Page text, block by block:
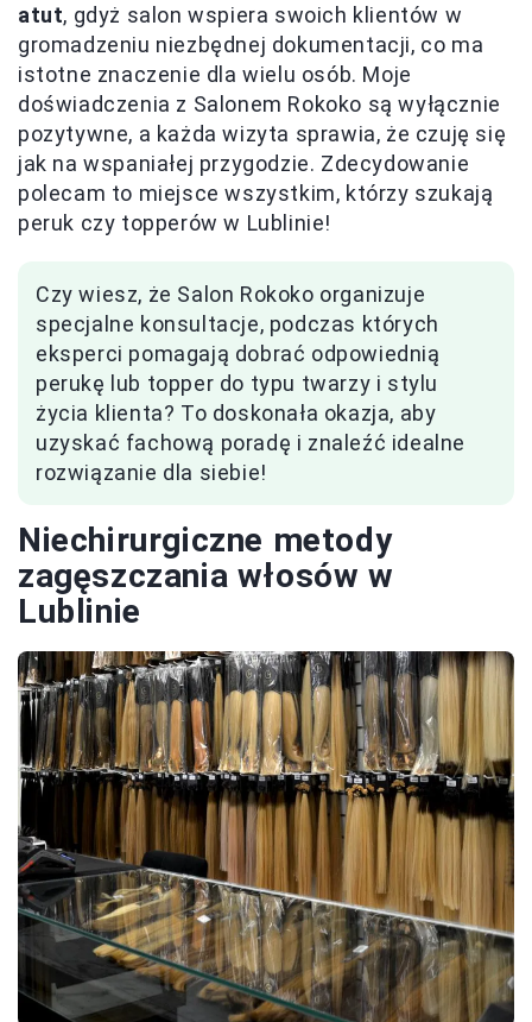
atut, gdyż salon wspiera swoich klientów w
gromadzeniu niezbędnej dokumentacji, co ma
istotne znaczenie dla wielu osób. Moje
doświadczenia z Salonem Rokoko są wyłącznie
pozytywne, a każda wizyta sprawia, że czuję się
jak na wspaniałej przygodzie. Zdecydowanie
polecam to miejsce wszystkim, którzy szukają
peruk czy topperów w Lublinie!
Czy wiesz, że Salon Rokoko organizuje
specjalne konsultacje, podczas których
eksperci pomagają dobrać odpowiednią
perukę lub topper do typu twarzy i stylu
życia klienta? To doskonała okazja, aby
uzyskać fachową poradę i znaleźć idealne
rozwiązanie dla siebie!
Niechirurgiczne metody
zagęszczania włosów w
Lublinie